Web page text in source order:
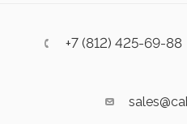
+7 (812) 425-69-88